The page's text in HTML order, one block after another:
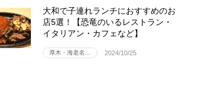
大和で子連れランチにおすすめのお
店5選！【恐竜のいるレストラン・
イタリアン・カフェなど】
厚木・海老名… 2024/10/25